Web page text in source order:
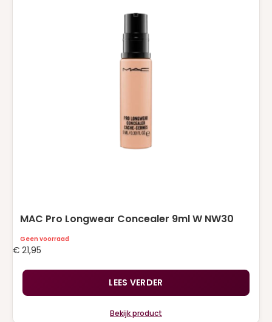
MAC Pro Longwear Concealer 9ml W NW30
Geen voorraad
€ 21,95
LEES VERDER
Bekijk product